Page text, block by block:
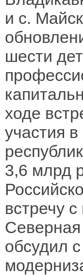
и с.
шести
ходе
участия
3,6 млрд
встречу
обсудил